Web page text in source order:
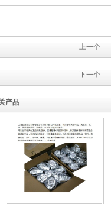
上一个
下一个
产品